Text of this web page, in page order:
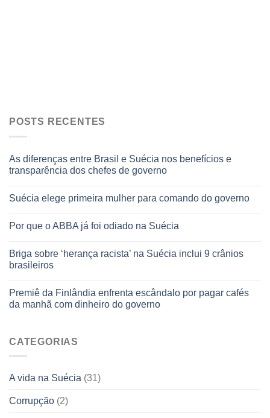
POSTS RECENTES
As diferenças entre Brasil e Suécia nos benefícios e
transparência dos chefes de governo
Suécia elege primeira mulher para comando do governo
Por que o ABBA já foi odiado na Suécia
Briga sobre ‘herança racista’ na Suécia inclui 9 crânios
brasileiros
Premiê da Finlândia enfrenta escândalo por pagar cafés
da manhã com dinheiro do governo
CATEGORIAS
A vida na Suécia (31)
Corrupção (2)